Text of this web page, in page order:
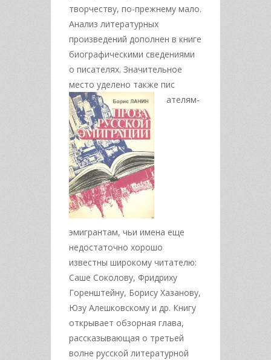
творчеству, по-прежнему мало.
Анализ литературных
произведений дополнен в книге
биографическими сведениями
о писателях. Значительное
место уделено также пис
ателям-
эмигрантам, чьи имена еще
недостаточно хорошо
известны широкому читателю:
Саше Соколову, Фридриху
Горенштейну, Борису Хазанову,
Юзу Алешковскому и др. Книгу
открывает обзорная глава,
рассказывающая о третьей
волне русской литературной